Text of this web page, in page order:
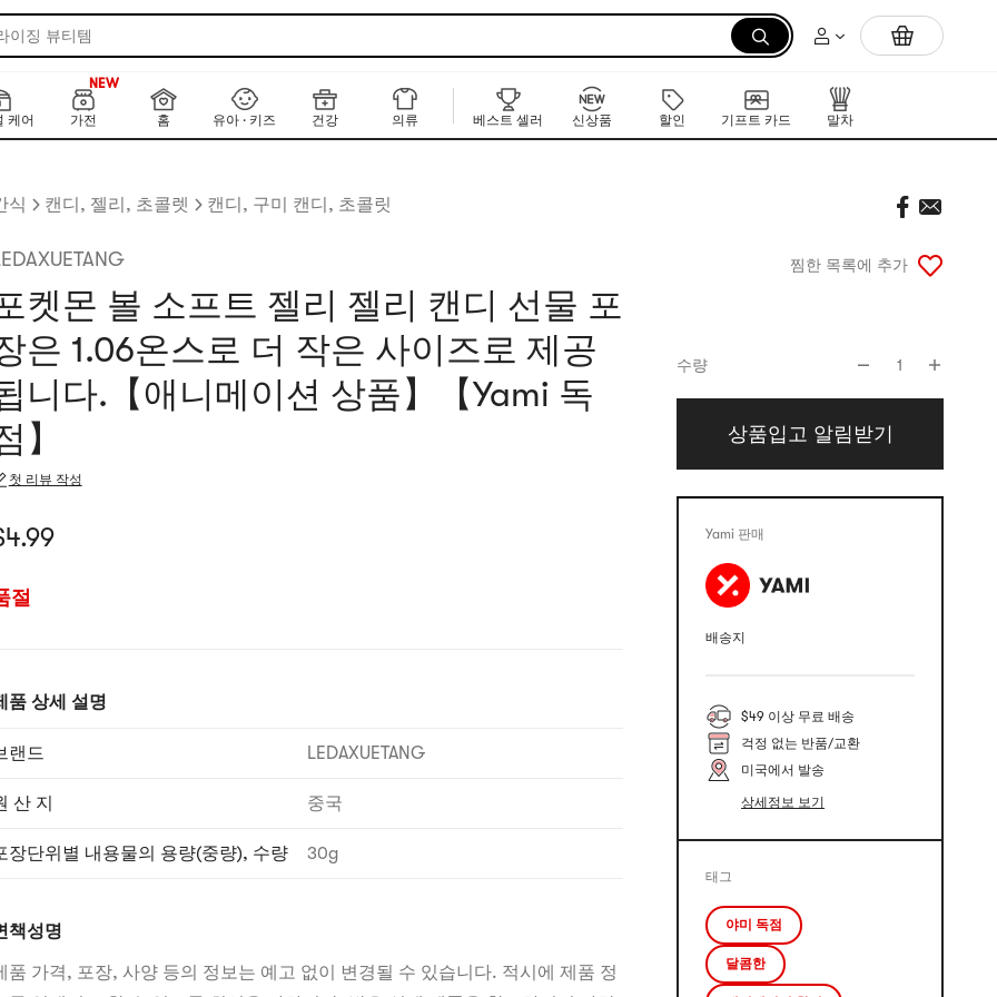
이징 뷰티템 먼저 만나는 K-뷰티 신작 라인업
케어 가전
160+
홈 유아 · 키즈 건강 의류 베스트 셀러 신상품 할인 기프트 카드 말차
식 캔디, 젤리, 초콜렛 캔디, 구미 캔디, 초콜릿
켓몬 볼 소프트 젤리 젤리 캔디 선물 포
은 1.06온스로 더 작은 사이즈로 제공
니다.【애니메이션 상품】【Yami 독
】
첫 리뷰 작성
재 가격: $4.99
4.99
절
품 상세 설명
랜드 LEDAXUETANG
산 지 중국
장단위별 내용물의 용량(중량), 수량 30g
책성명
품 가격, 포장, 사양 등의 정보는 예고 없이 변경될 수 있습니다. 적시에 제품 정
찜한 목록에 추가
수량 1
상품입고 알림받기
Yami 판매
배송지
$49 이상 무료 배송
걱정 없는 반품/교환
미국에서 발송
상세정보 보기
태그
야미 독점
달콤한